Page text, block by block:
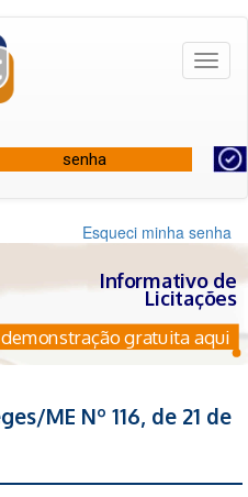
Esqueci minha senha
Informativo de
Licitações
gratuita aqui
ME Nº 116, de 21 de